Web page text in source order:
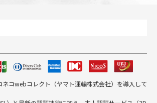
ネコwebコレクト（ヤマト運輸株式会社）を導入して